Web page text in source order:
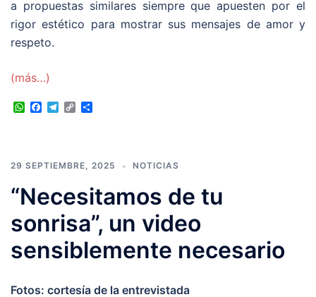
a propuestas similares siempre que apuesten por el
rigor estético para mostrar sus mensajes de amor y
respeto.
(más…)
WhatsApp
Facebook
Telegram
Copy
29 SEPTIEMBRE, 2025 NOTICIAS
“Necesitamos de tu
sonrisa”, un video
sensiblemente necesario
Fotos: cortesía de la entrevistada